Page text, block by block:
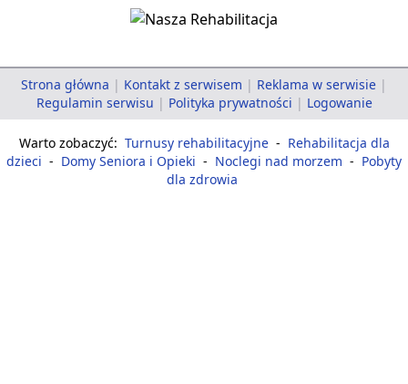
Strona główna | Kontakt z serwisem | Reklama w serwisie |
Regulamin serwisu | Polityka prywatności | Logowanie
Warto zobaczyć: Turnusy rehabilitacyjne - Rehabilitacja dla
dzieci - Domy Seniora i Opieki - Noclegi nad morzem - Pobyty
dla zdrowia